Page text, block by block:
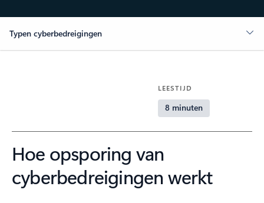
Typen cyberbedreigingen
LEESTIJD
8 minuten
Hoe opsporing van
cyberbedreigingen werkt